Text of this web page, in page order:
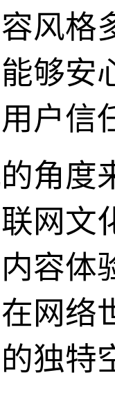
风格
够安
户信
角度
网文
容体
网络
独特